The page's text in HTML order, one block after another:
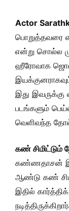
Actor
பொறுத்தவரை
என்று சொல்ல
ஹீரோவாக
இது
படங்களும்
வெளிவந்த
கண் சிமிட்டும்
கண்ணதாசன்
ஆண்டு கண்
இதில்